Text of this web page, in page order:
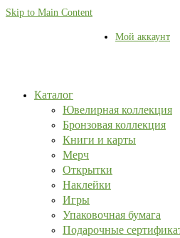
Skip to Main Content
Мой аккаунт
Каталог
Ювелирная коллекция
Бронзовая коллекция
Книги и карты
Мерч
Открытки
Наклейки
Игры
Упаковочная бумага
Подарочные